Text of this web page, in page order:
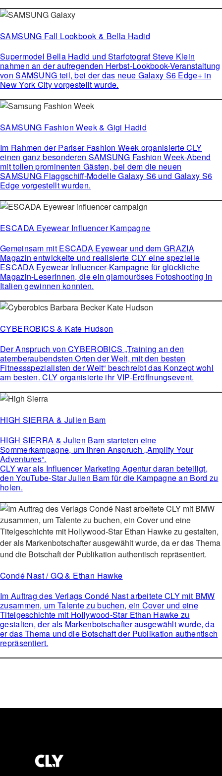
SAMSUNG Fall Lookbook & Bella Hadid
Supermodel Bella Hadid und Starfotograf Steve Klein
nahmen an der aufregenden Herbst-Lookbook-Veranstaltung
von SAMSUNG teil, bei der das neue Galaxy S6 Edge+ in
New York City vorgestellt wurde.
SAMSUNG Fashion Week & Gigi Hadid
Im Rahmen der Pariser Fashion Week organisierte CLY
einen ganz besonderen SAMSUNG Fashion Week-Abend
mit tollen prominenten Gästen, bei dem die neuen
SAMSUNG Flaggschiff-Modelle Galaxy S6 und Galaxy S6
Edge vorgestellt wurden.
ESCADA Eyewear Influencer Kampagne
Gemeinsam mit ESCADA Eyewear und dem GRAZIA
Magazin entwickelte und realisierte CLY eine spezielle
ESCADA Eyewear Influencer-Kampagne für glückliche
Magazin-LeserInnen, die ein glamouröses Fotoshooting in
Italien gewinnen konnten.
CYBEROBICS & Kate Hudson
Der Anspruch von CYBEROBICS „Training an den
atemberaubendsten Orten der Welt, mit den besten
Fitnessspezialisten der Welt“ beschreibt das Konzept wohl
am besten. CLY organisierte ihr VIP-Eröffnungsevent.
HIGH SIERRA & Julien Bam
HIGH SIERRA & Julien Bam starteten eine
Sommerkampagne, um ihren Anspruch „Amplify Your
Adventures“.
CLY war als Influencer Marketing Agentur daran beteiligt,
den YouTube-Star Julien Bam für die Kampagne an Bord zu
holen.
Condé Nast / GQ & Ethan Hawke
Im Auftrag des Verlags Condé Nast arbeitete CLY mit BMW
zusammen, um Talente zu buchen, ein Cover und eine
Titelgeschichte mit Hollywood-Star Ethan Hawke zu
gestalten, der als Markenbotschafter ausgewählt wurde, da
er das Thema und die Botschaft der Publikation authentisch
repräsentiert.